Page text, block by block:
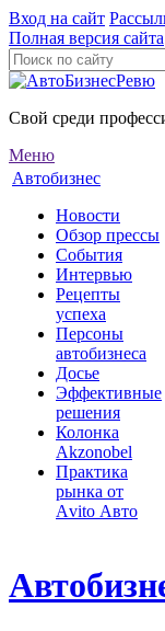
Вход на сайт
Полная версия сайта
Свой среди
Меню
Автобизнес
Новости
Обзор прессы
События
Интервью
Рецепты
успеха
Персоны
автобизнеса
Досье
Эффективные
решения
Колонка
Akzonobel
Практика
рынка от
Аvito Авто